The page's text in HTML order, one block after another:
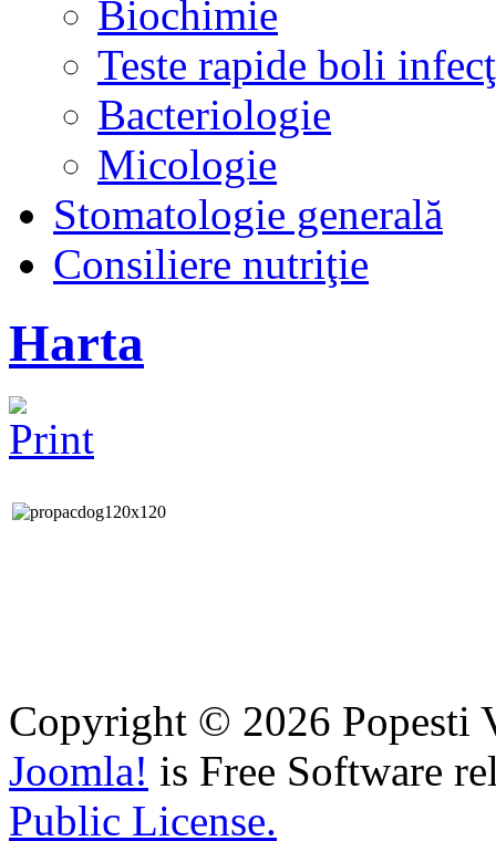
Biochimie
Teste rapide boli
Bacteriologie
Micologie
Stomatologie generală
Consiliere nutriţie
Harta
Copyright © 2026 Popesti
Joomla! is Free Software
Public License.